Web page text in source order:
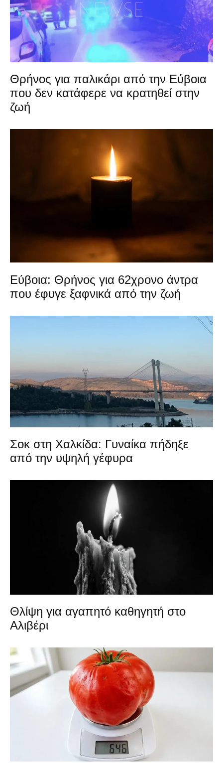
Θρήνος για παλικάρι από την Εύβοια
που δεν κατάφερε να κρατηθεί στην
ζωή
Εύβοια: Θρήνος για 62χρονο άντρα
που έφυγε ξαφνικά από την ζωή
Σοκ στη Χαλκίδα: Γυναίκα πήδηξε
από την υψηλή γέφυρα
Θλίψη για αγαπητό καθηγητή στο
Αλιβέρι